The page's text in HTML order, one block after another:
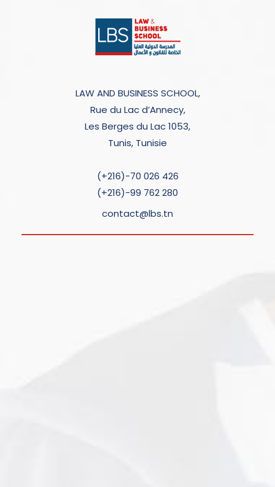
LAW AND BUSINESS SCHOOL,
Rue du Lac d’Annecy,
Les Berges du Lac 1053,
Tunis, Tunisie
(+216)-70 026 426
(+216)-99 762 280
contact@lbs.tn